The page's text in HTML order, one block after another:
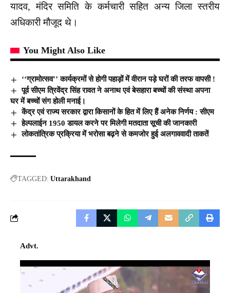
यादव, मंदिर समिति के कर्मचारी सहित अन्य जिला स्तरीय
अधिकारी मौजूद थे।
You Might Also Like
‘‘ग्रामोत्सव’’ कार्यक्रमों से होगी पहाड़ों में वीरान पड़े घरों की तरफ वापसी !
पूर्व सीएम त्रिवेंद्र सिंह रावत ने अनाथ एवं बेसहारा बच्चों की संस्था अपना
घर में बच्चों संग होली मनाई।
केंद्र एवं राज्य सरकार द्वारा किसानों के हित में लिए हैं अनेक निर्णय : सीएम
हेल्पलाईन 1950 डायल करने पर मिलेगी मतदाता सूची की जानकारी
लोकतांत्रिक प्रक्रिया में भरोसा बढ़ने से कमजोर हुई अलगाववादी ताकतें
TAGGED: Uttarakhand
Advt.
Video